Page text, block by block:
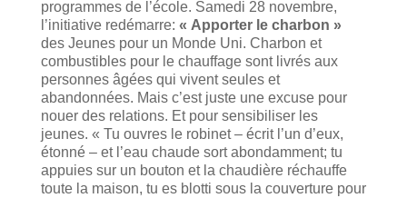
programmes de l’école. Samedi 28 novembre,
l’initiative redémarre: « Apporter le charbon »
des Jeunes pour un Monde Uni. Charbon et
combustibles pour le chauffage sont livrés aux
personnes âgées qui vivent seules et
abandonnées. Mais c’est juste une excuse pour
nouer des relations. Et pour sensibiliser les
jeunes. « Tu ouvres le robinet – écrit l’un d’eux,
étonné – et l’eau chaude sort abondamment; tu
appuies sur un bouton et la chaudière réchauffe
toute la maison, tu es blotti sous la couverture pour